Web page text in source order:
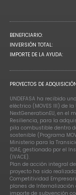
BENEFICIARIO:
INVERSIÓN TOTAL:
IMPORTE DE LA AYUDA:
PROYECTOS DE
UNDEFASA ha recibido
eléctrico (MOVES III) de
NextGenerationEU, en el
Resiliencia, para la
pila combustible dentro
sostenible (Programa
Ministerio para la
IDAE, gestionado por el
(IVACE).
Plan de acción integral de
proyecto ha sido
Competitividad
planes de Internalización
importe de subvención